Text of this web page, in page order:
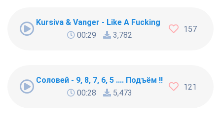
Kursiva & Vanger - Like A Fucking Newbie
00:29
3,782
157
Соловей - 9, 8, 7, 6, 5 .... Подъём !!!
00:28
5,473
121